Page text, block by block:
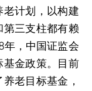
计划，以构建
三支柱都有赖
年，中国证监会
金政策。目前
老目标基金，